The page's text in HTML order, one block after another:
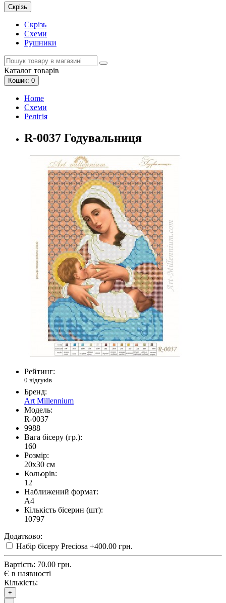
Скрізь
Скрізь
Схеми
Рушники
Каталог товарів
Кошик: 0
Home
Схеми
Релігія
R-0037 Годувальниця
Рейтинг:
0 відгуків
Бренд:
Art Millennium
Модель:
R-0037
9988
Вага бісеру (гр.):
160
Розмір:
20x30 см
Кольорів:
12
Наближений формат:
A4
Кількість бісерин (шт):
10797
Додатково:
Набір бісеру Preciosa +400.00 грн.
Вартість: 70.00 грн.
Є в наявності
Кількість:
+